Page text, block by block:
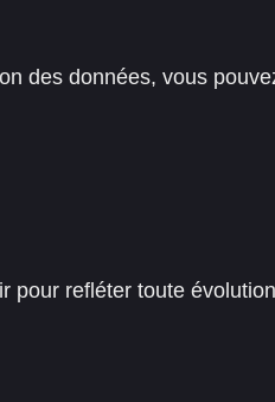
des données, vous
pour refléter toute